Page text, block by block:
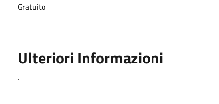
Gratuito
Ulteriori Informazioni
.